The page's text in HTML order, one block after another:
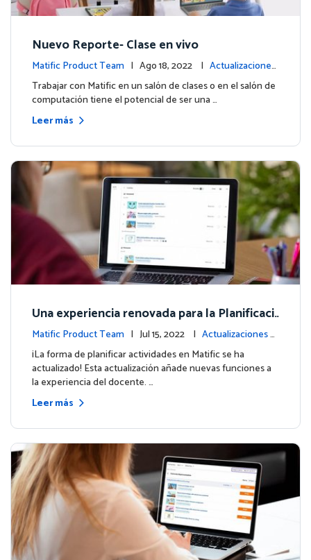
Nuevo Reporte- Clase en vivo
Matific Product Team | Ago 18, 2022 | Actualizaciones
de la plataforma
Trabajar con Matific en un salón de clases o en el salón de
computación tiene el potencial de ser una …
Leer más
Una experiencia renovada para la Planificaci
ón de Actividades
Matific Product Team | Jul 15, 2022 | Actualizaciones d
e la plataforma
¡La forma de planificar actividades en Matific se ha
actualizado! Esta actualización añade nuevas funciones a
la experiencia del docente. …
Leer más